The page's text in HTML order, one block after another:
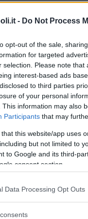
- Do Not Process
opt-out of the sale,
for targeted
selection. Please note
interest-based ads
to third parties
of your personal
This information may also
Participants that may
that this website/app uses
but not limited to
to Google and its third-
consent section.
Data Processing Opt Outs
Sezioni
Maggiore.
Un micro mondo
esplorazioni con
splendido
Un’esperienza tra